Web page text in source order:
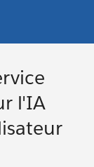
l'IA